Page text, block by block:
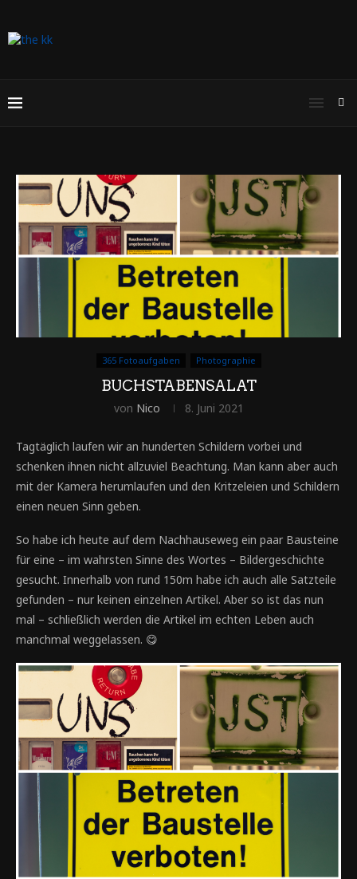
365 Fotoaufgaben Photographie
BUCHSTABENSALAT
von Nico 8. Juni 2021
Tagtäglich laufen wir an hunderten Schildern vorbei und
schenken ihnen nicht allzuviel Beachtung. Man kann aber auch
mit der Kamera herumlaufen und den Kritzeleien und Schildern
einen neuen Sinn geben.
So habe ich heute auf dem Nachhauseweg ein paar Bausteine
für eine – im wahrsten Sinne des Wortes – Bildergeschichte
gesucht. Innerhalb von rund 150m habe ich auch alle Satzteile
gefunden – nur keinen einzelnen Artikel. Aber so ist das nun
mal – schließlich werden die Artikel im echten Leben auch
manchmal weggelassen. 😋